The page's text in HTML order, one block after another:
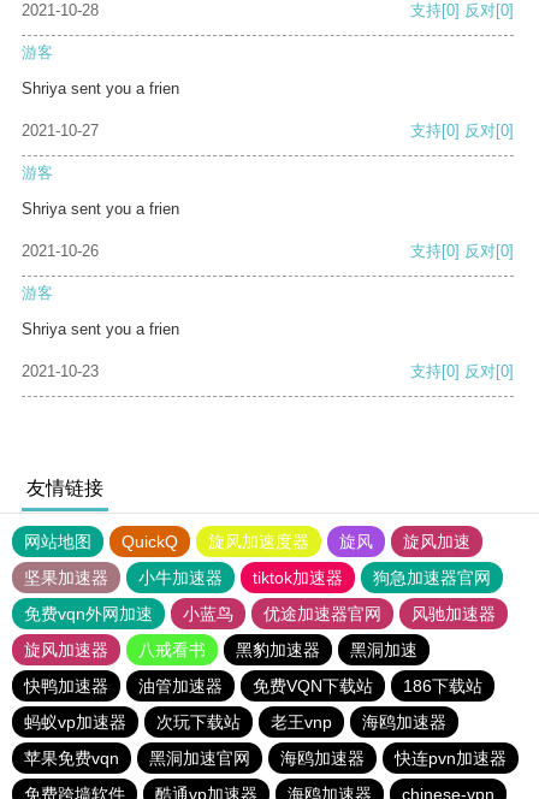
2021-10-28 支持[0] 反对[0]
游客
Shriya sent you a frien
2021-10-27 支持[0] 反对[0]
游客
Shriya sent you a frien
2021-10-26 支持[0] 反对[0]
游客
Shriya sent you a frien
2021-10-23 支持[0] 反对[0]
友情链接
网站地图 QuickQ 旋风加速度器 旋风
旋风加速
坚果加速器
小牛加速器 tiktok加速器
狗急加速器官网
免费vqn外网加速
小蓝鸟 优途加速器官网
风驰加速器
旋风加速器
八戒看书 黑豹加速器
黑洞加速
快鸭加速器
油管加速器 免费VQN下载站
186下载站
蚂蚁vp加速器
次玩下载站 老王vnp
海鸥加速器
苹果免费vqn
黑洞加速官网 海鸥加速器
快连pvn加速器
免费跨墙软件
酷通vp加速器 海鸥加速器 chinese-vpn